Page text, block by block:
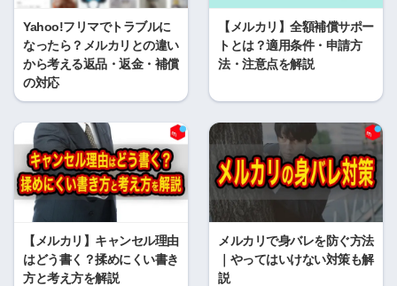
Yahoo!フリマでトラブルに
なったら？メルカリとの違い
から考える返品・返金・補償
の対応
【メルカリ】全額補償サポー
トとは？適用条件・申請方
法・注意点を解説
【メルカリ】キャンセル理由
はどう書く？揉めにくい書き
方と考え方を解説
メルカリで身バレを防ぐ方法
｜やってはいけない対策も解
説